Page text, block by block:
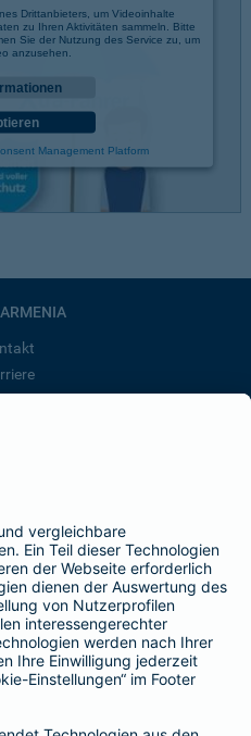
Drittanbieters, um Videoinhalte
zu Ihren Aktivitäten sammeln. Bitte
Sie der Nutzung des Service zu, um
anzusehen.
Management Platform
BarmeniaGothaer
SEITEN